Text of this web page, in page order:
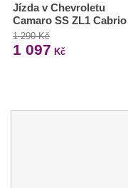
Jízda v Chevroletu
Camaro SS ZL1 Cabrio
1 290 Kč
1 097 Kč